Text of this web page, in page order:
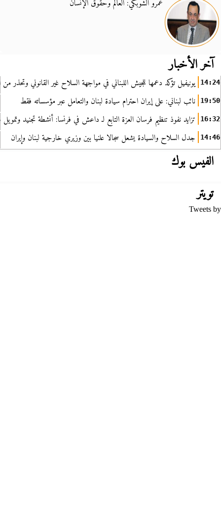
عمرو الشوبكي: العالم وحقوق الإنسان
آخر الأخبار
14:24 يونيفيل تؤكد دعمها للجيش اللبناني في مواجهة السلاح غير القانوني وتحذر من
19:50 نائب لبناني: على إيران احترام سيادة لبنان والتعامل عبر مؤسساته فقط
16:32 تزايد نفوذ تنظيم فرسان العزة التابع لـ داعش في فرنسا: أنشطة تجنيد
14:46 جدل السلاح والسيادة يشعل سجالا علنيا بين وزيري خارجية لبنان وإيران
الفيس بوك
تويتر
Tweets by